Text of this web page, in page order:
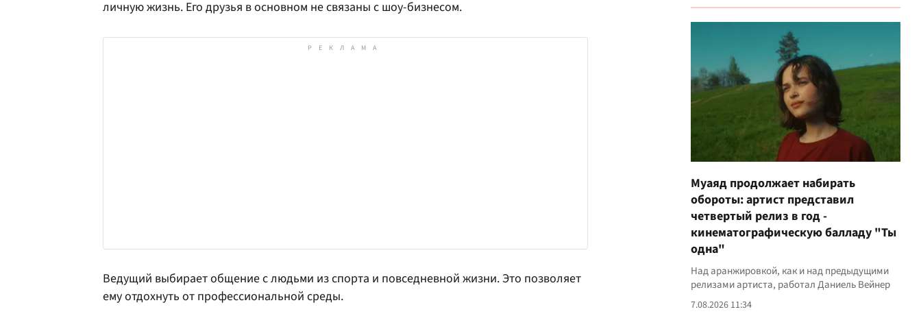
личную жизнь. Его друзья в основном не связаны с шоу-бизнесом.
Ведущий выбирает общение с людьми из спорта и повседневной жизни. Это позволяет
ему отдохнуть от профессиональной среды.
Муаяд продолжает набирать
обороты: артист представил
четвертый релиз в год -
кинематографическую балладу "Ты
одна"
Над аранжировкой, как и над предыдущими
релизами артиста, работал Даниель Вейнер
7.08.2026 11:34